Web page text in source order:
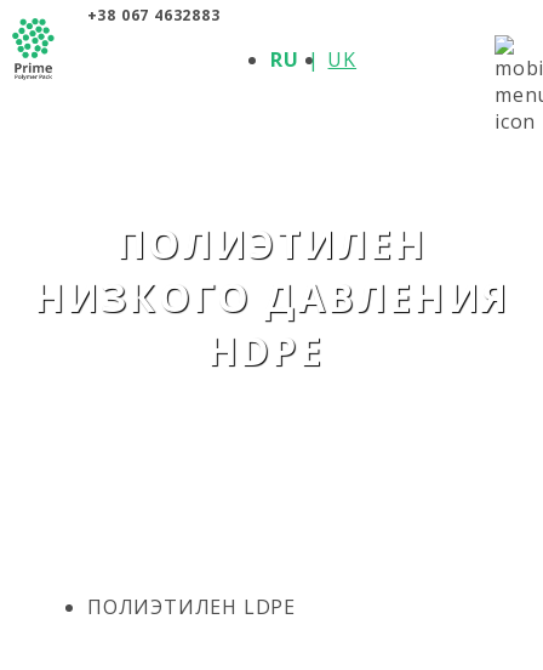
+38 067 4632883
RU UK
ПОЛИЭТИЛЕН
НИЗКОГО ДАВЛЕНИЯ
HDPE
ПОЛИЭТИЛЕН LDPE
О КОМПАНИИ
ПРОДУКЦИЯ